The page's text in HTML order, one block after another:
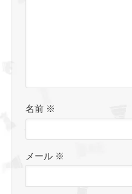
名前 ※
メール ※